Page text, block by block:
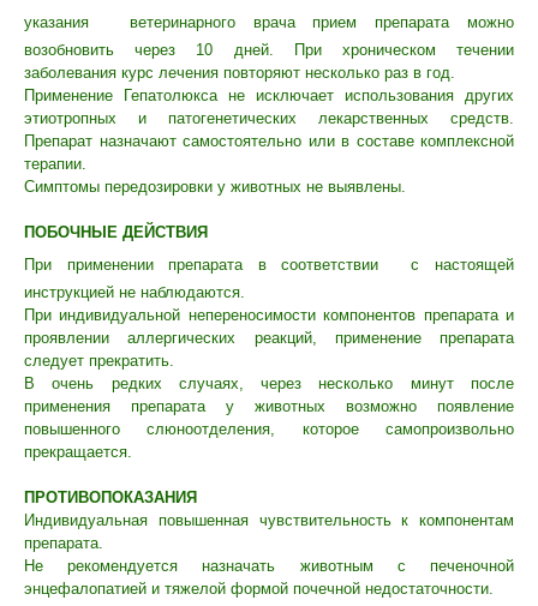
указания
ветеринарного врача прием препарата можно
возобновить через 10 дней. При хроническом течении
заболевания курс лечения повторяют несколько раз в год.
Применение Гепатолюкса не исключает использования других
этиотропных и патогенетических лекарственных средств.
Препарат назначают самостоятельно или в составе комплексной
терапии.
Симптомы передозировки у животных не выявлены.
ПОБОЧНЫЕ ДЕЙСТВИЯ
При применении препарата в соответствии
с настоящей
инструкцией не наблюдаются.
При индивидуальной непереносимости компонентов препарата и
проявлении аллергических реакций, применение препарата
следует прекратить.
В очень редких случаях, через несколько минут после
применения препарата у животных возможно появление
повышенного слюноотделения, которое самопроизвольно
прекращается.
ПРОТИВОПОКАЗАНИЯ
Индивидуальная повышенная чувствительность к компонентам
препарата.
Не рекомендуется назначать животным с печеночной
энцефалопатией и тяжелой формой почечной недостаточности.
Данный сайт носит информационный характер и
не является публичной офертой.
Политика конфиденциальности
Согласие на обработку перс. данных
Хотите у нас работать?
Заполнить анкету
Правила оказания ветеринарной помощи
Реквизиты